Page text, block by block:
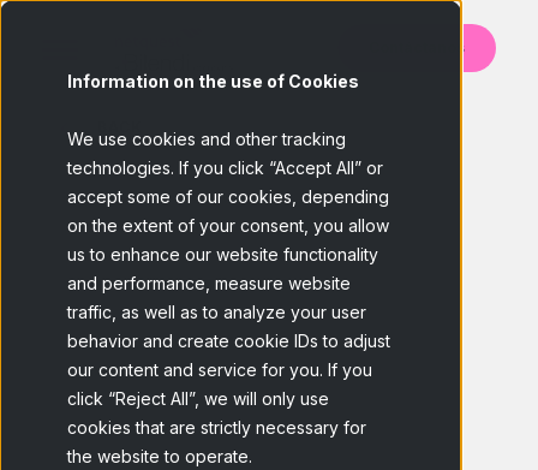
Information on the use of Cookies
We use cookies and other tracking
technologies. If you click “Accept All” or
accept some of our cookies, depending
on the extent of your consent, you allow
us to enhance our website functionality
and performance, measure website
traffic, as well as to analyze your user
behavior and create cookie IDs to adjust
our content and service for you. If you
click “Reject All”, we will only use
cookies that are strictly necessary for
the website to operate.
Contáctanos